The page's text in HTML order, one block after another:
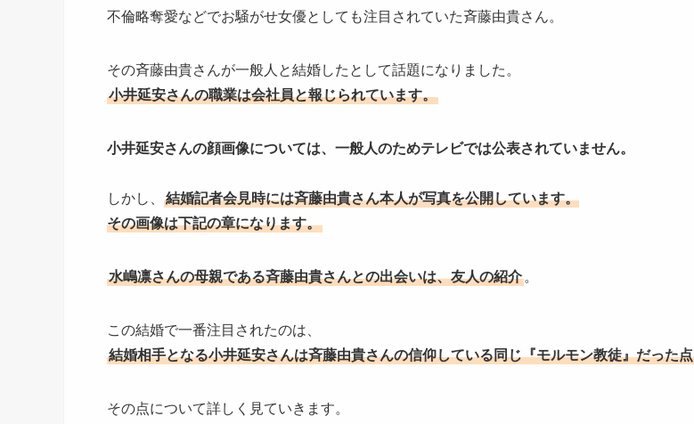
不倫略奪愛などでお騒がせ女優としても注目されていた斉藤由貴さん。
その斉藤由貴さんが一般人と結婚したとして話題になりました。
小井延安さんの職業は会社員と報じられています。
小井延安さんの顔画像については、一般人のためテレビでは公表されていません。
しかし、
結婚記者会見時には斉藤由貴さん本人が写真を公開しています。
その画像は下記の章になります。
水嶋凛さんの母親である斉藤由貴さんとの出会いは、友人の紹介 。
この結婚で一番注目されたのは、
結婚相手となる小井延安さんは斉藤由貴さんの信仰している同じ『モルモン教徒』だった点
その点について詳しく見ていきます。